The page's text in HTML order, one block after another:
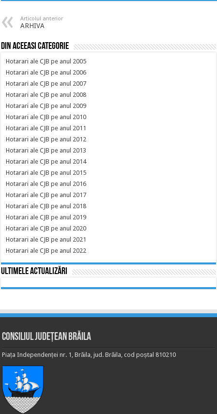
Articolul anterior
ARHIVA
Din aceeasi categorie
Hotarari ale CJB pe anul 2005
Hotarari ale CJB pe anul 2006
Hotarari ale CJB pe anul 2007
Hotarari ale CJB pe anul 2008
Hotarari ale CJB pe anul 2009
Hotarari ale CJB pe anul 2010
Hotarari ale CJB pe anul 2011
Hotarari ale CJB pe anul 2012
Hotarari ale CJB pe anul 2013
Hotarari ale CJB pe anul 2014
Hotarari ale CJB pe anul 2015
Hotarari ale CJB pe anul 2016
Hotarari ale CJB pe anul 2017
Hotarari ale CJB pe anul 2018
Hotarari ale CJB pe anul 2019
Hotarari ale CJB pe anul 2020
Hotarari ale CJB pe anul 2021
Hotarari ale CJB pe anul 2022
Ultimele actualizări
Consiliul Județean Brăila
Piața Independenței nr. 1, Brăila, jud. Brăila, cod poștal 810210